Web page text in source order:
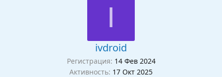
I
ivdroid
Регистрация 14 Фев 2024
Активность 17 Окт 2025